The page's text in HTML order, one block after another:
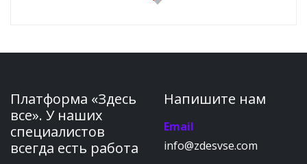
Платформа «Здесь
все». У наших
специалистов
всегда есть работа
Напишите нам
Email
info@zdesvse.com